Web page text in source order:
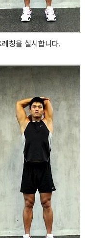
칭을 실시합니다.